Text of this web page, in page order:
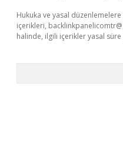
Hukuka ve yasal
içerikleri,
halinde, ilgili içerikler yasal süre